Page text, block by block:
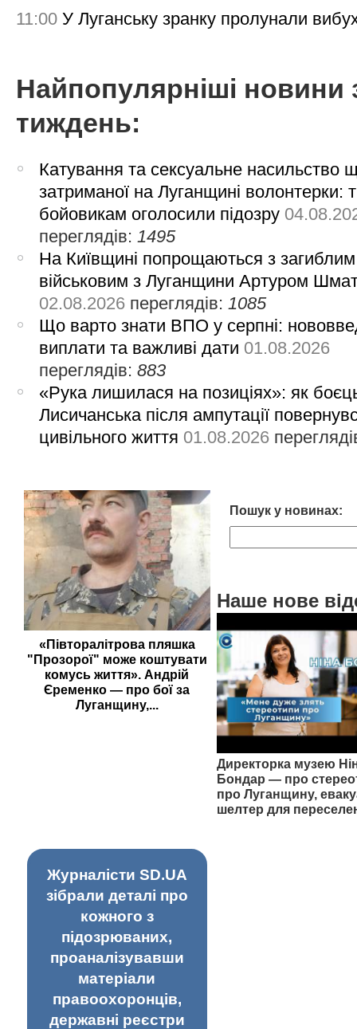
11:00 У Луганську зранку пролунали
Найпопулярніші новини
тиждень:
Катування та сексуальне насильство
затриманої на Луганщині волонтерки:
бойовикам оголосили підозру
переглядів: 1495
На Київщині попрощаються з загиблим
військовим з Луганщини Артуром
02.08.2026 переглядів: 1085
Що варто знати ВПО у серпні:
виплати та важливі дати 01.08.2026
переглядів:883
«Рука лишилася на позиціях»: як
Лисичанська після ампутації
цивільного життя 01.08.2026
«Півторалітрова пляшка
"Прозорої" може коштувати
комусь життя». Андрій
Єременко — про бої за
Луганщину,...
Пошук у новинах:
Наше нове
Директорка музею
Бондар — про
про Луганщину,
шелтер для
Журналісти SD.UA
зібрали деталі про
кожного з
підозрюваних,
проаналізувавши
матеріали
правоохоронців,
державні реєстри